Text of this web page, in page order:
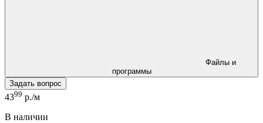
программы
Задать вопрос
4399 р./м
В наличии